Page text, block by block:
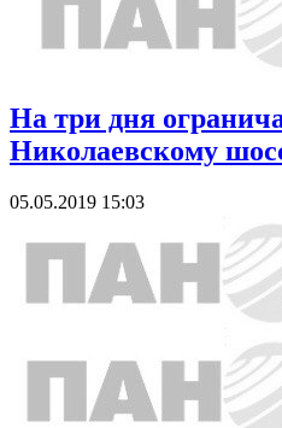
На три дня
Николаевскому
05.05.2019 15:03